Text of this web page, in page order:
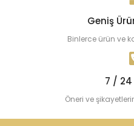
Geniş
Binlerce ürün ve
7 / 24
Öneri ve